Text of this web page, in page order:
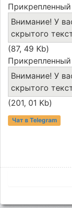
Внимание! У
скрытого
(87, 49 Kb)
Внимание! У
скрытого
(201, 01 Kb)
Чат в Telegram